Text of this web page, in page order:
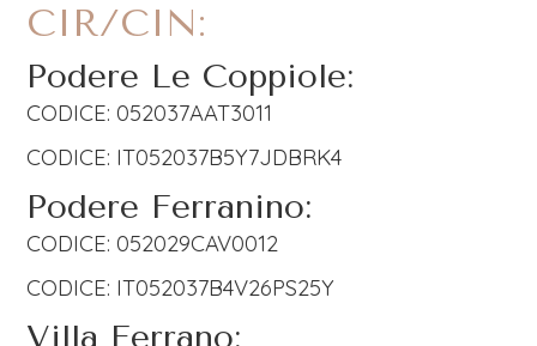
CIR/CIN:
Podere Le Coppiole:
CODICE: 052037AAT3011
CODICE: IT052037B5Y7JDBRK4
Podere Ferranino:
CODICE: 052029CAV0012
CODICE: IT052037B4V26PS25Y
Villa Ferrano: